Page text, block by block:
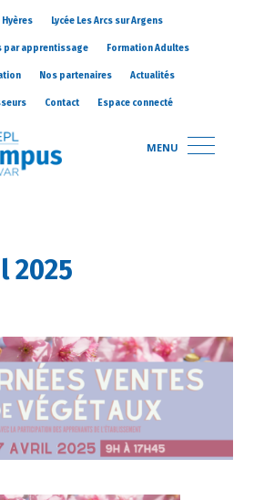
Hyères Lycée Les Arcs sur Argens
par apprentissage Formation Adultes
Nos partenaires Actualités
Contact Espace connecté
MENU
2025